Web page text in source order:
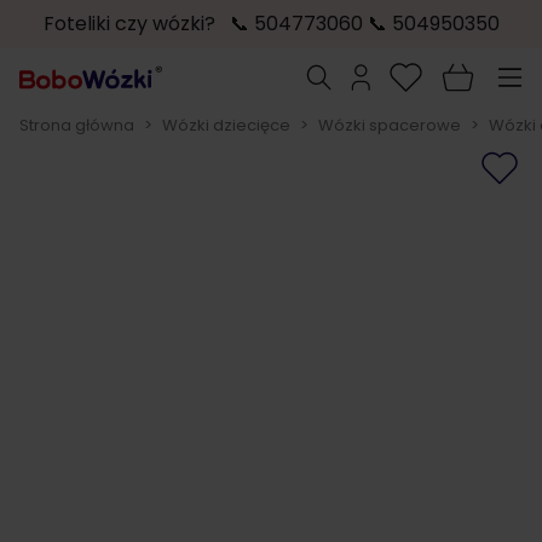
Foteliki czy wózki? 📞 504773060 📞 504950350
Szukaj
Strona główna > Wózki dziecięce > Wózki spacerowe >